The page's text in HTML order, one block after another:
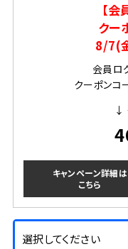
【
クー
8/7(
会員ロ
クーポンコ
↓
キャンペーン詳細は
こちら
選択してください